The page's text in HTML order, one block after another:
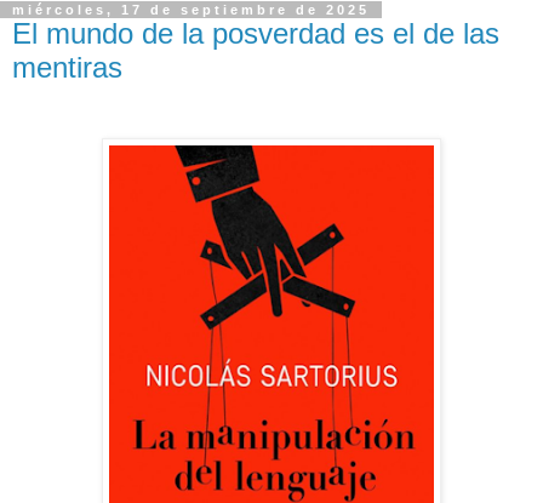
miércoles, 17 de septiembre de 2025
El mundo de la posverdad es el de las
mentiras